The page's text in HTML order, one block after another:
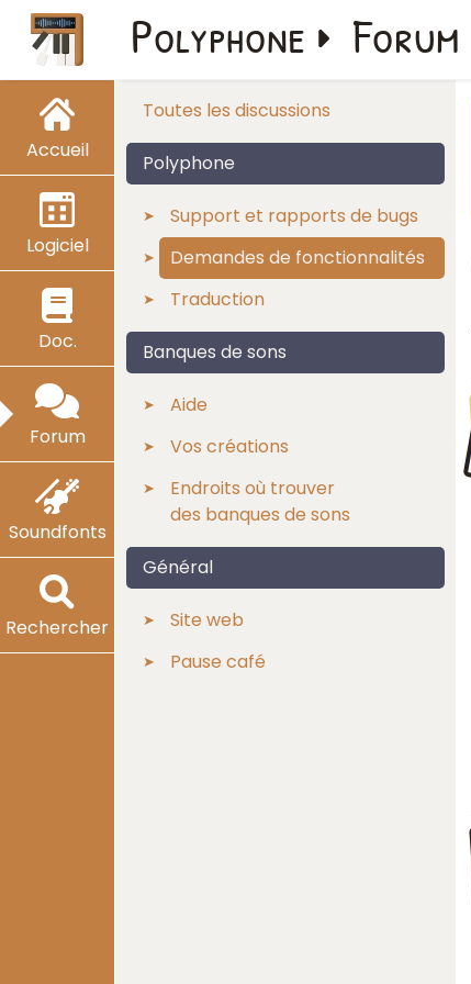
Accueil
Logiciel
Doc.
Forum
Soundfonts
Rechercher
Polyphone Forum
Toutes les discussions
Polyphone
Support et rapports de bugs
Demandes de fonctionnalités
Traduction
Banques de sons
Aide
Vos créations
Endroits où trouver
des banques de sons
Général
Site web
Pause café